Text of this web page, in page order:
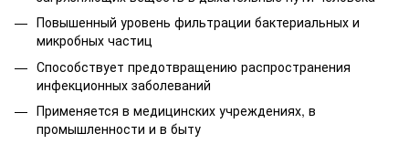
Повышенный уровень фильтрации бактериальных и
микробных частиц
Способствует предотвращению распространения
инфекционных заболеваний
Применяется в медицинских учреждениях, в
промышленности и в быту